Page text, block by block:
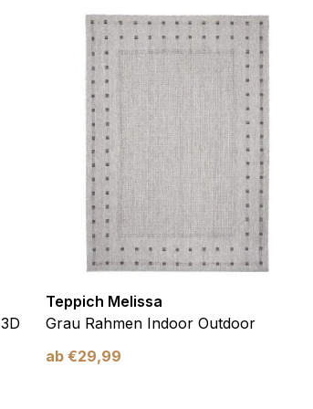
Teppich Melissa
Grau Rahmen Indoor Outdoor
ab €29,99
Betreibern zu verstehen, wie sich
sammeln und melden.
um Benutzer über Websites hinweg
Benutzer relevant und ansprechend sind
sind solche, die analysiert werden und
Meine Einstellungen speichern